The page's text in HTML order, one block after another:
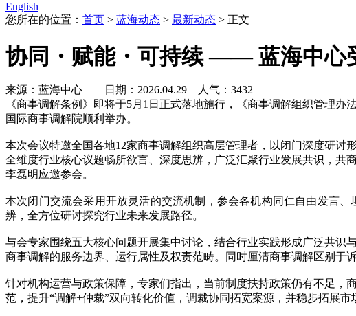
English
您所在的位置： 首页 > 蓝海动态 > 最新动态 > 正文
协同・赋能・可持续 —— 蓝海中心
来源：蓝海中心 日期：2026.04.29 人气： 3432
《商事调解条例》 即将于5月1日正式落地施行，《商事调解组织管理办
国际商事调解院顺利举办。
本次会议特邀全国各地12家商事调解组织高层管理者，以闭门深度研讨
全维度行业核心议题畅所欲言、深度思辨，广泛汇聚行业发展共识，
李磊明应邀参会。
本次闭门交流会采用开放灵活的交流机制，参会各机构同仁自由发言
辨，全方位研讨探究行业未来发展路径。
与会专家围绕五大核心问题开展集中讨论，结合行业实践形成广泛共
商事调解的服务边界、运行属性及权责范畴。同时厘清商事调解区别
针对机构运营与政策保障，专家们指出，当前制度扶持政策仍有不足
范，提升“调解+仲裁”双向转化价值，调裁协同拓宽案源，并稳步拓展市